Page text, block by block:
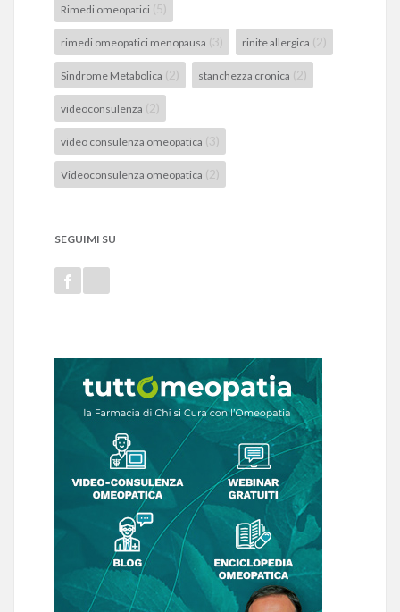
Rimedi omeopatici (5)
rimedi omeopatici menopausa (3) rinite allergica (2)
Sindrome Metabolica (2) stanchezza cronica (2)
videoconsulenza (2)
video consulenza omeopatica (3)
Videoconsulenza omeopatica (2)
SEGUIMI SU